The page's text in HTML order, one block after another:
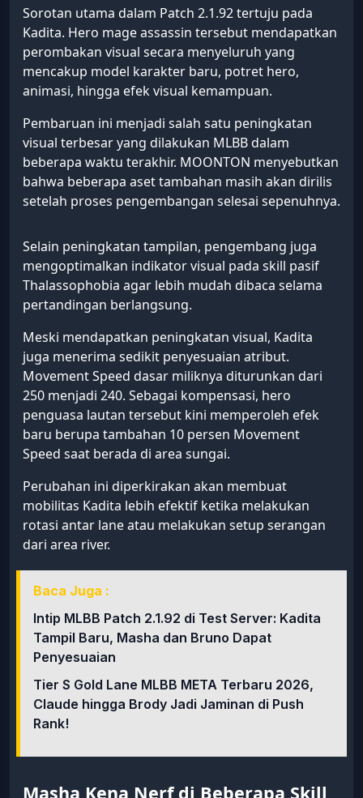
Sorotan utama dalam Patch 2.1.92 tertuju pada
Kadita. Hero mage assassin tersebut mendapatkan
perombakan visual secara menyeluruh yang
mencakup model karakter baru, potret hero,
animasi, hingga efek visual kemampuan.
Pembaruan ini menjadi salah satu peningkatan
visual terbesar yang dilakukan MLBB dalam
beberapa waktu terakhir. MOONTON menyebutkan
bahwa beberapa aset tambahan masih akan dirilis
setelah proses pengembangan selesai sepenuhnya.
Selain peningkatan tampilan, pengembang juga
mengoptimalkan indikator visual pada skill pasif
Thalassophobia agar lebih mudah dibaca selama
pertandingan berlangsung.
Meski mendapatkan peningkatan visual, Kadita
juga menerima sedikit penyesuaian atribut.
Movement Speed dasar miliknya diturunkan dari
250 menjadi 240. Sebagai kompensasi, hero
penguasa lautan tersebut kini memperoleh efek
baru berupa tambahan 10 persen Movement
Speed saat berada di area sungai.
Perubahan ini diperkirakan akan membuat
mobilitas Kadita lebih efektif ketika melakukan
rotasi antar lane atau melakukan setup serangan
dari area river.
Baca Juga :
Intip MLBB Patch 2.1.92 di Test Server: Kadita
Tampil Baru, Masha dan Bruno Dapat
Penyesuaian
Tier S Gold Lane MLBB META Terbaru 2026,
Claude hingga Brody Jadi Jaminan di Push
Rank!
Masha Kena Nerf di Beberapa Skill